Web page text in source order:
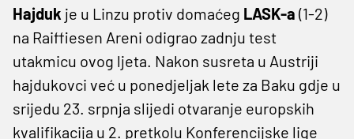
Hajduk je u Linzu protiv domaćeg LASK-a (1-2)
na Raiffiesen Areni odigrao zadnju test
utakmicu ovog ljeta. Nakon susreta u Austriji
hajdukovci već u ponedjeljak lete za Baku gdje u
srijedu 23. srpnja slijedi otvaranje europskih
kvalifikacija u 2. pretkolu Konferencijske lige